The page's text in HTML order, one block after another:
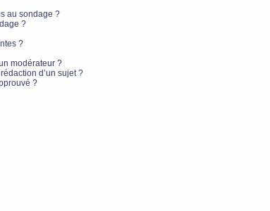
au sondage ?
?
?
modérateur ?
d’un sujet ?
?